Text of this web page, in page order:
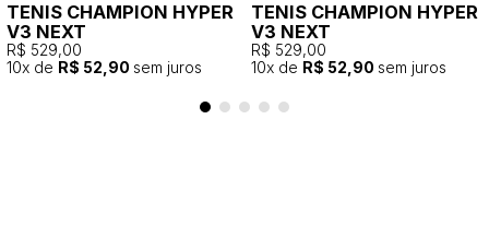
TENIS CHAMPION HYPER
V3 NEXT
R$ 529,00
10x de R$ 52,90 sem juros
TENIS CHAMPION HYPER
V3 NEXT
R$ 529,00
10x de R$ 52,90 sem juros